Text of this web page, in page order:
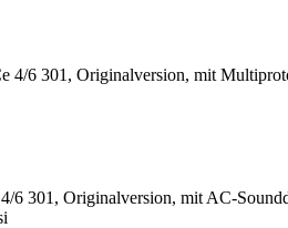
4/6 301, Originalversion, mit
6 301, Originalversion, mit AC-